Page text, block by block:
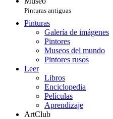
Pinturas antiguas
Pinturas
Galería de imágenes
Pintores
Museos del mundo
Pintores rusos
Leer
Libros
Enciclopedia
Películas
Aprendizaje
ArtClub